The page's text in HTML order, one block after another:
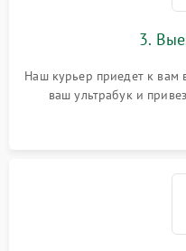
3.
Наш курьер приедет к вам
ваш ультрабук и